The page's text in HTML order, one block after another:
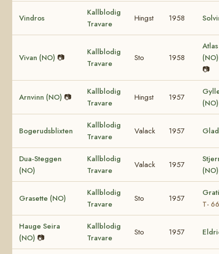
Vindros
Kallblodig
Travare
Hingst 1958
Vivan (NO) 📷
Kallblodig
Travare
Sto 1958
📷
Arnvinn (NO) 📷
Kallblodig
Travare
Hingst 1957
Bogerudsblixten
Kallblodig
Travare
Valack 1957
Dua-Steggen
(NO)
Kallblodig
Travare
Valack 1957
Grasette (NO)
Kallblodig
Travare
Sto 1957
T-
Hauge Seira
(NO) 📷
Kallblodig
Travare
Sto 1957